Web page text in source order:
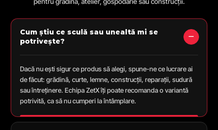
Cum știu ce sculă sau unealtă mi se
potrivește?
Dacă nu ești sigur ce produs să alegi, spune-ne ce lucrare ai
de făcut: grădină, curte, lemne, construcții, reparații, sudură
sau întreținere. Echipa ZetX îți poate recomanda o variantă
potrivită, ca să nu cumperi la întâmplare.